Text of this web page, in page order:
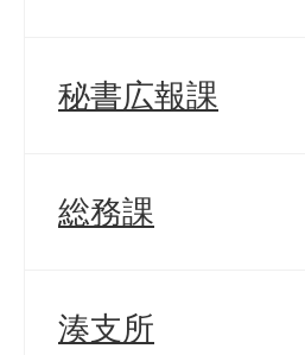
秘書広報課
総務課
湊支所